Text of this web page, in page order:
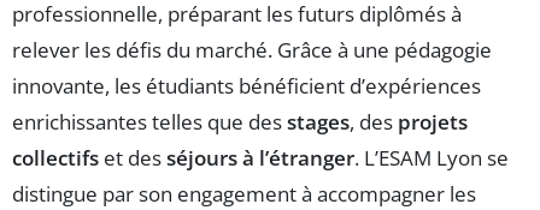
professionnelle, préparant les futurs diplômés à
relever les défis du marché. Grâce à une pédagogie
innovante, les étudiants bénéficient d’expériences
enrichissantes telles que desstages, des projets
collectifs et desséjours à l’étranger. L’ESAM Lyon se
distingue par son engagement à accompagner les